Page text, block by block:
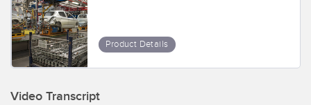
Sensori Pick-to-Light
Sensori di temperatura
Sensori multiraggio e sensori a raggio ampio
LINK CORRELATI
Product Details
Video Transcript